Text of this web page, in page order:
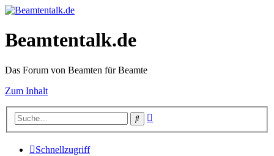
Beamtentalk.de
Das Forum von Beamten für Beamte
Zum Inhalt
Suche
Schnellzugriff